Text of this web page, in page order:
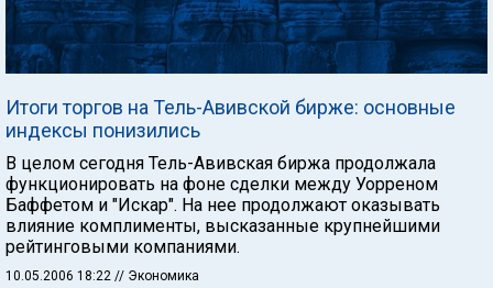
Итоги торгов на Тель-Авивской бирже: основные
индексы понизились
В целом сегодня Тель-Авивская биржа продолжала
функционировать на фоне сделки между Уорреном
Баффетом и "Искар". На нее продолжают оказывать
влияние комплименты, высказанные крупнейшими
рейтинговыми компаниями.
10.05.2006 18:22 // Экономика